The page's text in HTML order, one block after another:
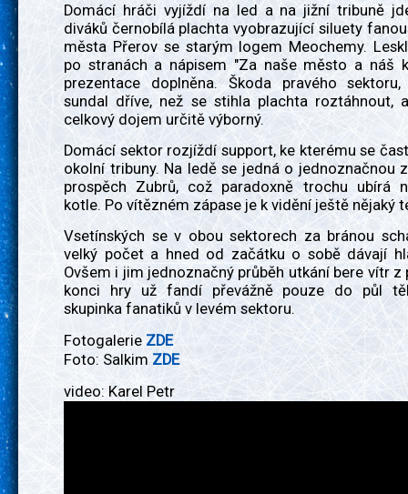
Domácí hráči vyjíždí na led a na jižní tribuně
diváků černobílá plachta vyobrazující siluety
města Přerov se starým logem Meochemy.
po stranách a nápisem "Za naše město a náš
prezentace doplněna. Škoda pravého
sundal dříve, než se stihla plachta roztáhnout,
celkový dojem určitě výborný.
Domácí sektor rozjíždí support, ke kterému se
okolní tribuny. Na ledě se jedná o jednoznačnou
prospěch Zubrů, což paradoxně trochu ubírá
kotle. Po vítězném zápase je k vidění ještě nějaký
Vsetínských se v obou sektorech za bránou
velký počet a hned od začátku o sobě dávají
Ovšem i jim jednoznačný průběh utkání bere vítr z
konci hry už fandí převážně pouze do půl
skupinka fanatiků v levém sektoru.
Fotogalerie ZDE
Foto: Salkim ZDE
video: Karel Petr